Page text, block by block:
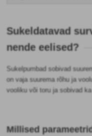
Sukeldatavad
nende eelised?
Sukelpumbad sobivad
on vaja suurema rõhu ja
vooliku või toru ja sobivad
Millised